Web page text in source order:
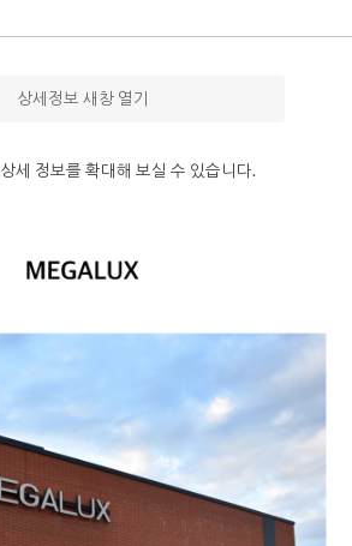
상세정보 새창 열기
상세 정보를 확대해 보실 수 있습니다.